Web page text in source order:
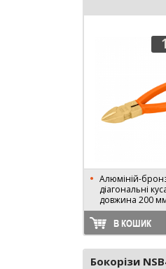
Алюміній-
діагональні
довжина 200
В КОШИК
Бокорізи